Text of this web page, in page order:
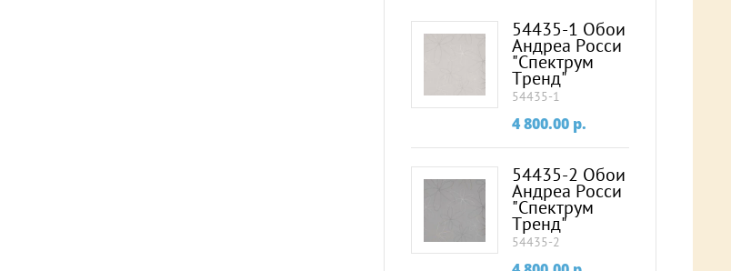
54435-1 Обои
Андреа Росси
"Спектрум
Тренд"
54435-1
4 800.00 p.
54435-2 Обои
Андреа Росси
"Спектрум
Тренд"
54435-2